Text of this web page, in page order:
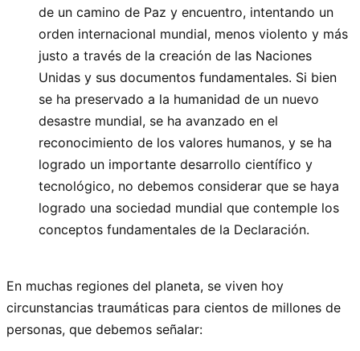
de un camino de Paz y encuentro, intentando un
orden internacional mundial, menos violento y más
justo a través de la creación de las Naciones
Unidas y sus documentos fundamentales. Si bien
se ha preservado a la humanidad de un nuevo
desastre mundial, se ha avanzado en el
reconocimiento de los valores humanos, y se ha
logrado un importante desarrollo científico y
tecnológico, no debemos considerar que se haya
logrado una sociedad mundial que contemple los
conceptos fundamentales de la Declaración.
En muchas regiones del planeta, se viven hoy
circunstancias traumáticas para cientos de millones de
personas, que debemos señalar: